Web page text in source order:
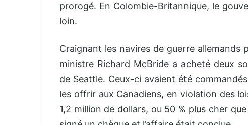
prorogé. En Colombie-Britannique, le
loin.
Craignant les navires de guerre allemands
ministre Richard McBride a acheté deux
de Seattle. Ceux-ci avaient été
les offrir aux Canadiens, en violation des
1,2 million de dollars, ou 50 % plus cher